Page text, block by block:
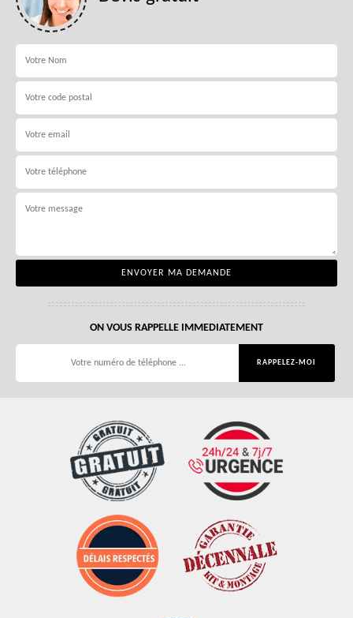
ON VOUS RAPPELLE IMMEDIATEMENT